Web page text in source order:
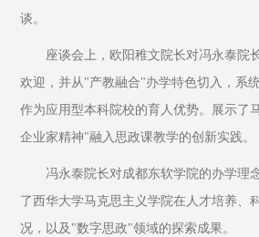
谈‌。
座谈会上，欧阳稚文院长对冯永泰院
欢迎，并从"产教融合"办学特色切入，系
作为应用型本科院校的育人优势。展示了
企业家精神"融入思政课教学的创新实践。
冯永泰院长对成都东软学院的办学理
了西华大学马克思主义学院在人才培养、
况，以及"数字思政"领域的探索成果。